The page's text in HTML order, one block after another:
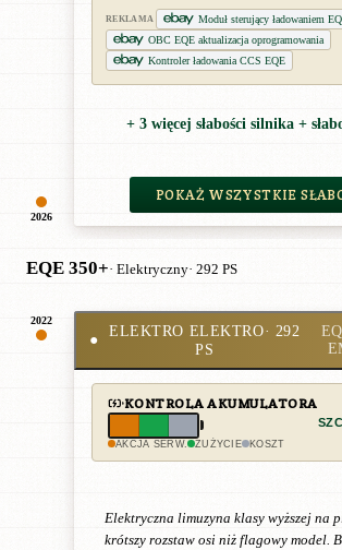
2026
REKLAMA
Moduł sterujący ładowaniem
OBC EQE aktualizacja oprogramowania
Kontroler ładowania CCS EQE
+ 3 więcej słabości silnika +
POKAŻ WSZYSTKIE
EQE 350+· Elektryczny· 292 PS
2022
●
ELEKTRO ELEKTRO· 292
PS
KONTROLA AKUMULATORA
AKCJA SERW. ZUŻYCIE KOSZT
Elektryczna limuzyna klasy wyższej na
krótszy rozstaw osi niż flagowy model.